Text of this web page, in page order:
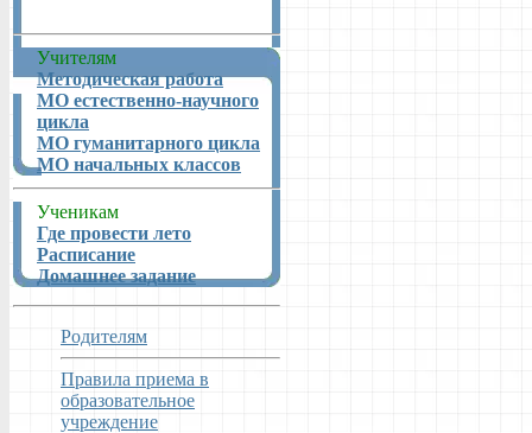
Учителям
Методическая работа
МО естественно-научного
цикла
МО гуманитарного цикла
МО начальных классов
Ученикам
Где провести лето
Расписание
Домашнее задание
Родителям
Правила приема в
образовательное
учреждение